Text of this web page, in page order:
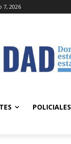
7, 2026
POLICIALES